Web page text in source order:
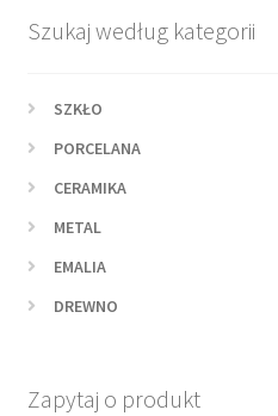
Szukaj według kategorii
SZKŁO
PORCELANA
CERAMIKA
METAL
EMALIA
DREWNO
Zapytaj o produkt